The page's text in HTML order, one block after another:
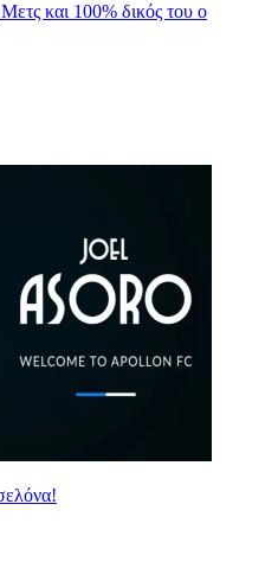
και 100% δικός του ο